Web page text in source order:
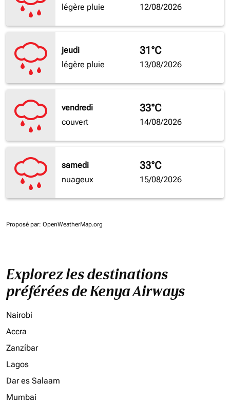
légère pluie
12/08/2026
jeudi
légère pluie
31°C
13/08/2026
vendredi
couvert
33°C
14/08/2026
samedi
nuageux
33°C
15/08/2026
Proposé par: OpenWeatherMap.org
Explorez les destinations
préférées de Kenya Airways
Nairobi
Accra
Zanzíbar
Lagos
Dar es Salaam
Mumbai